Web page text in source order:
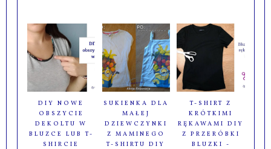
DIY NOWE
OBSZYCIE
DEKOLTU W
BLUZCE LUB T-
SHIRCIE
SUKIENKA DLA
MAŁEJ
DZIEWCZYNKI
Z MAMINEGO
T-SHIRTU DIY
T-SHIRT Z
KRÓTKIMI
RĘKAWAMI DIY
Z PRZERÓBKI
BLUZKI -